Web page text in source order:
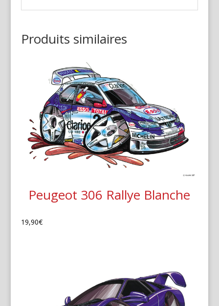
Produits similaires
Peugeot 306 Rallye Blanche
19,90€